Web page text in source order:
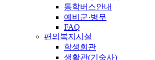
통학버스안내
예비군·병무
FAQ
편의복지시설
학생회관
생활관(기숙사)